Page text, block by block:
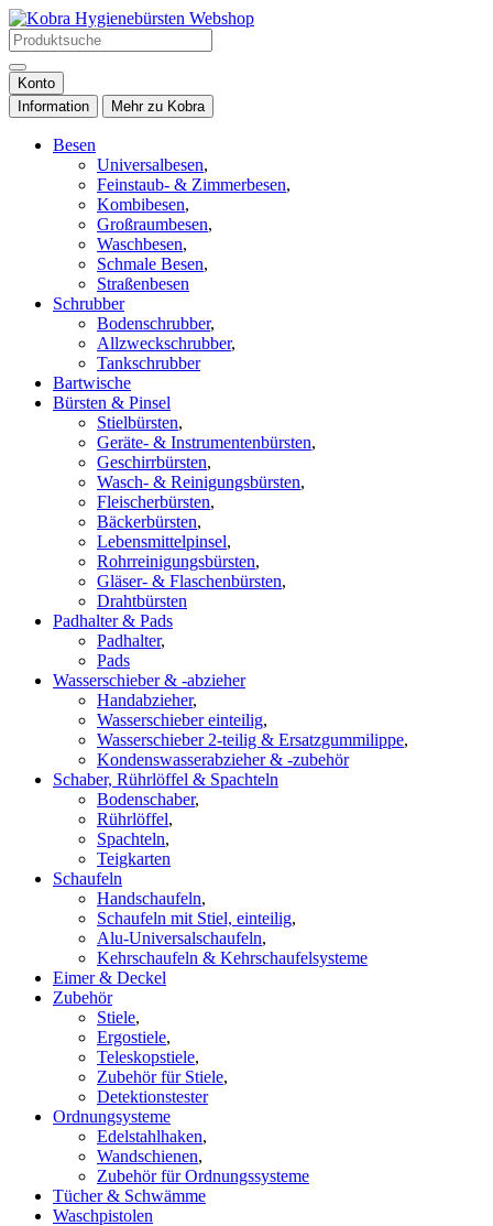
Konto
Information
Mehr zu Kobra
Besen
Universalbesen,
Feinstaub- & Zimmerbesen,
Kombibesen,
Großraumbesen,
Waschbesen,
Schmale Besen,
Straßenbesen
Schrubber
Bodenschrubber,
Allzweckschrubber,
Tankschrubber
Bartwische
Bürsten & Pinsel
Stielbürsten,
Geräte- & Instrumentenbürsten,
Geschirrbürsten,
Wasch- & Reinigungsbürsten,
Fleischerbürsten,
Bäckerbürsten,
Lebensmittelpinsel,
Rohrreinigungsbürsten,
Gläser- & Flaschenbürsten,
Drahtbürsten
Padhalter & Pads
Padhalter,
Pads
Wasserschieber & -abzieher
Handabzieher,
Wasserschieber einteilig,
Wasserschieber 2-teilig & Ersatzgummilippe,
Kondenswasserabzieher & -zubehör
Schaber, Rührlöffel & Spachteln
Bodenschaber,
Rührlöffel,
Spachteln,
Teigkarten
Schaufeln
Handschaufeln,
Schaufeln mit Stiel, einteilig,
Alu-Universalschaufeln,
Kehrschaufeln & Kehrschaufelsysteme
Eimer & Deckel
Zubehör
Stiele,
Ergostiele,
Teleskopstiele,
Zubehör für Stiele,
Detektionstester
Ordnungsysteme
Edelstahlhaken,
Wandschienen,
Zubehör für Ordnungssysteme
Tücher & Schwämme
Waschpistolen